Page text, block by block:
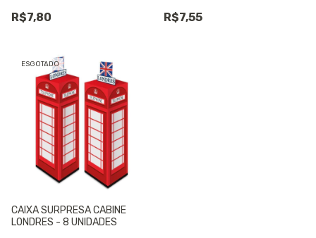
R$7,80 R$7,55
ESGOTADO
CAIXA SURPRESA CABINE
LONDRES - 8 UNIDADES